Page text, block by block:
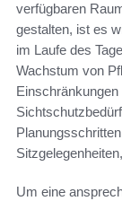
verfügbaren
gestalten, ist es
im Laufe des
Wachstum von
Um eine